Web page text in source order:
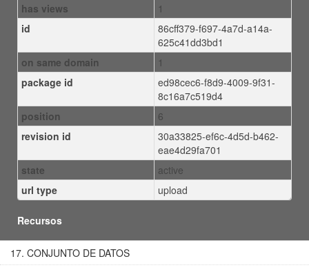
has views
1
id
86cff379-f697-4a7d-a14a-
625c41dd3bd1
on same domain
1
package id
ed98cec6-f8d9-4009-9f31-
8c16a7c519d4
position
6
revision id
30a33825-ef6c-4d5d-b462-
eae4d29fa701
state
active
url type
upload
Recursos
17. CONJUNTO DE DATOS